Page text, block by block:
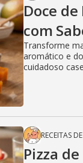
Doce
com
Transforme
aromático e
cuidadoso
RECEITAS
Pizza